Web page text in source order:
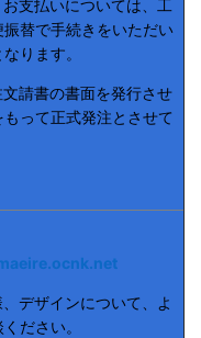
支払いについては、工
替で手続きをいただい
ります。
請書の書面を発行させ
って正式発注とさせて
デザインについて、よ
ださい。